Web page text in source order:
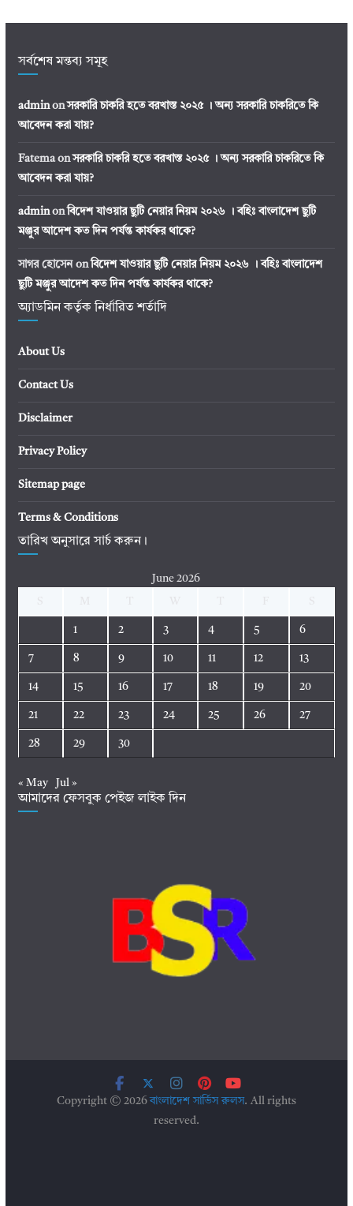
সর্বশেষ মন্তব্য সমূহ
adminonসরকারি চাকরি হতে বরখাস্ত ২০২৫ । অন্য সরকারি চাকরিতে কি
আবেদন করা যায়?
Fatemaonসরকারি চাকরি হতে বরখাস্ত ২০২৫ । অন্য সরকারি চাকরিতে কি
আবেদন করা যায়?
adminonবিদেশ যাওয়ার ছুটি নেয়ার নিয়ম ২০২৬ । বহিঃ বাংলাদেশ ছুটি
মঞ্জুর আদেশ কত দিন পর্যন্ত কার্যকর থাকে?
সাগর হোসেনonবিদেশ যাওয়ার ছুটি নেয়ার নিয়ম ২০২৬ । বহিঃ বাংলাদেশ
ছুটি মঞ্জুর আদেশ কত দিন পর্যন্ত কার্যকর থাকে?
অ্যাডমিন কর্তৃক নির্ধারিত শর্তাদি
About Us
Contact Us
Disclaimer
Privacy Policy
Sitemap page
Terms & Conditions
তারিখ অনুসারে সার্চ করুন।
June 2026
1 2 3 4 5 6
7 8 9 10 11 12 13
14 15 16 17 18 19 20
21 22 23 24 25 26 27
28 29 30
« May Jul »
আমাদের ফেসবুক পেইজ লাইক দিন
Copyright © 2026বাংলাদেশ সার্ভিস রুলস. All rights
reserved.